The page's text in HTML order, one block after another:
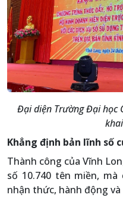
Đại diện Trường Đại học
Khẳng định bản lĩnh số
Thành công của Vĩnh
số 10.740 tên miền,
nhận thức, hành động